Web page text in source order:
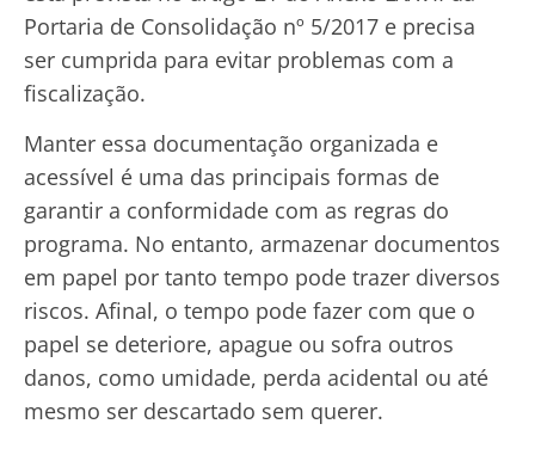
Portaria de Consolidação nº 5/2017 e precisa
ser cumprida para evitar problemas com a
fiscalização.
Manter essa documentação organizada e
acessível é uma das principais formas de
garantir a conformidade com as regras do
programa. No entanto, armazenar documentos
em papel por tanto tempo pode trazer diversos
riscos. Afinal, o tempo pode fazer com que o
papel se deteriore, apague ou sofra outros
danos, como umidade, perda acidental ou até
mesmo ser descartado sem querer.